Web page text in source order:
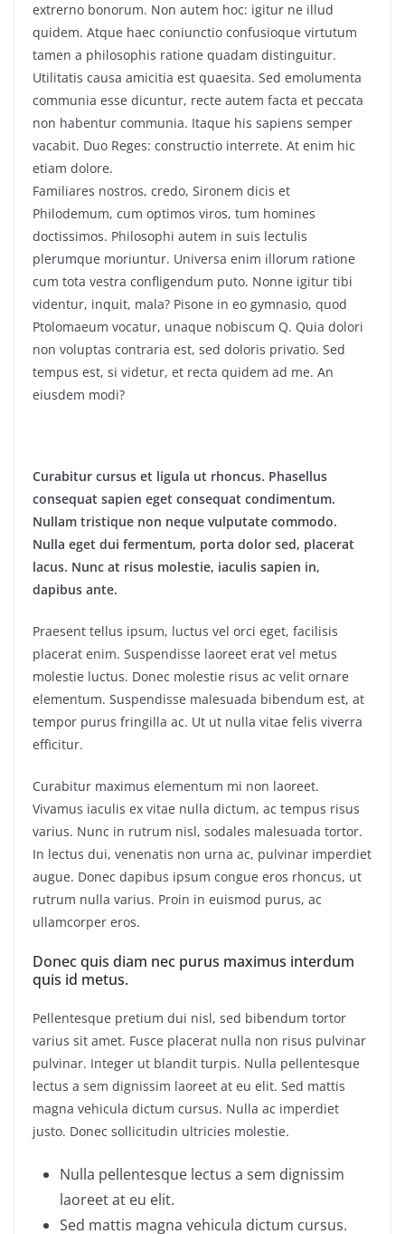
extrerno bonorum. Non autem hoc: igitur ne illud
quidem. Atque haec coniunctio confusioque virtutum
tamen a philosophis ratione quadam distinguitur.
Utilitatis causa amicitia est quaesita. Sed emolumenta
communia esse dicuntur, recte autem facta et peccata
non habentur communia. Itaque his sapiens semper
vacabit. Duo Reges: constructio interrete. At enim hic
etiam dolore.
Familiares nostros, credo, Sironem dicis et
Philodemum, cum optimos viros, tum homines
doctissimos. Philosophi autem in suis lectulis
plerumque moriuntur. Universa enim illorum ratione
cum tota vestra confligendum puto. Nonne igitur tibi
videntur, inquit, mala? Pisone in eo gymnasio, quod
Ptolomaeum vocatur, unaque nobiscum Q. Quia dolori
non voluptas contraria est, sed doloris privatio. Sed
tempus est, si videtur, et recta quidem ad me. An
eiusdem modi?
Curabitur cursus et ligula ut rhoncus. Phasellus
consequat sapien eget consequat condimentum.
Nullam tristique non neque vulputate commodo.
Nulla eget dui fermentum, porta dolor sed, placerat
lacus. Nunc at risus molestie, iaculis sapien in,
dapibus ante.
Praesent tellus ipsum, luctus vel orci eget, facilisis
placerat enim. Suspendisse laoreet erat vel metus
molestie luctus. Donec molestie risus ac velit ornare
elementum. Suspendisse malesuada bibendum est, at
tempor purus fringilla ac. Ut ut nulla vitae felis viverra
efficitur.
Curabitur maximus elementum mi non laoreet.
Vivamus iaculis ex vitae nulla dictum, ac tempus risus
varius. Nunc in rutrum nisl, sodales malesuada tortor.
In lectus dui, venenatis non urna ac, pulvinar imperdiet
augue. Donec dapibus ipsum congue eros rhoncus, ut
rutrum nulla varius. Proin in euismod purus, ac
ullamcorper eros.
Donec quis diam nec purus maximus interdum
quis id metus.
Pellentesque pretium dui nisl, sed bibendum tortor
varius sit amet. Fusce placerat nulla non risus pulvinar
pulvinar. Integer ut blandit turpis. Nulla pellentesque
lectus a sem dignissim laoreet at eu elit. Sed mattis
magna vehicula dictum cursus. Nulla ac imperdiet
justo. Donec sollicitudin ultricies molestie.
Nulla pellentesque lectus a sem dignissim
laoreet at eu elit.
Sed mattis magna vehicula dictum cursus.